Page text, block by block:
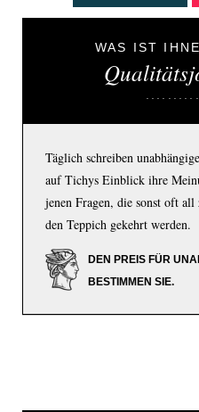
WAS IST
Täglich schreiben
auf Tichys Einblick ihre
jenen Fragen, die sonst oft
den Teppich gekehrt werden.
DEN PREIS FÜR
BESTIMMEN SIE.